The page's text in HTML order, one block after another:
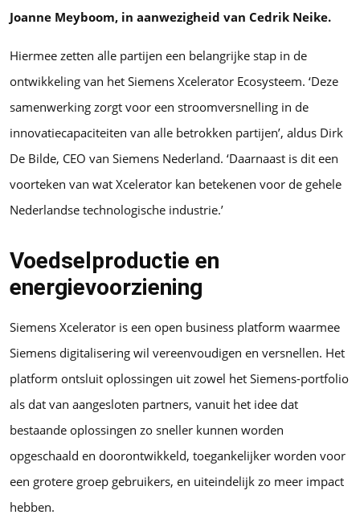
Joanne Meyboom, in aanwezigheid van Cedrik Neike.
Hiermee zetten alle partijen een belangrijke stap in de
ontwikkeling van het Siemens Xcelerator Ecosysteem. ‘Deze
samenwerking zorgt voor een stroomversnelling in de
innovatiecapaciteiten van alle betrokken partijen’, aldus Dirk
De Bilde, CEO van Siemens Nederland. ‘Daarnaast is dit een
voorteken van wat Xcelerator kan betekenen voor de gehele
Nederlandse technologische industrie.’
Voedselproductie en
energievoorziening
Siemens Xcelerator is een open business platform waarmee
Siemens digitalisering wil vereenvoudigen en versnellen. Het
platform ontsluit oplossingen uit zowel het Siemens-portfolio
als dat van aangesloten partners, vanuit het idee dat
bestaande oplossingen zo sneller kunnen worden
opgeschaald en doorontwikkeld, toegankelijker worden voor
een grotere groep gebruikers, en uiteindelijk zo meer impact
hebben.